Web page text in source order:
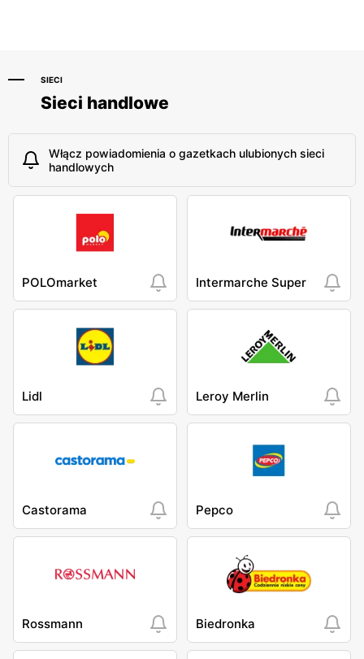
SIECI
Sieci handlowe
Włącz powiadomienia o gazetkach ulubionych sieci
handlowych
POLOmarket Intermarche Super
Lidl Leroy Merlin
Castorama Pepco
Rossmann Biedronka